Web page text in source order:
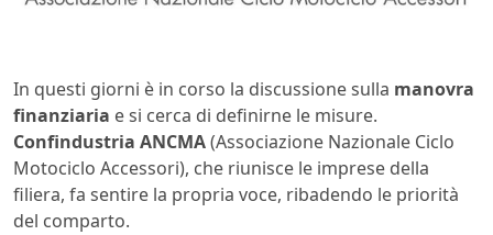
In questi giorni è in corso la discussione sulla manovra
finanziaria e si cerca di definirne le misure.
Confindustria ANCMA(Associazione Nazionale Ciclo
Motociclo Accessori), che riunisce le imprese della
filiera, fa sentire la propria voce, ribadendo le priorità
del comparto.